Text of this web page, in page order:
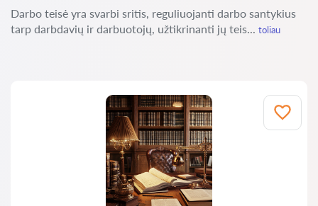
Darbo teisė yra svarbi sritis, reguliuojanti darbo santykius
tarp darbdavių ir darbuotojų, užtikrinanti jų teis... toliau